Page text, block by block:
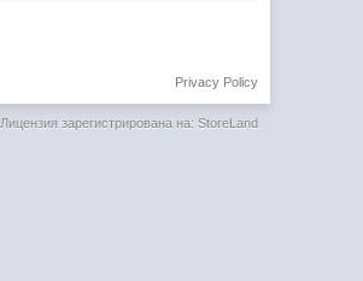
Privacy Policy
Лицензия зарегистрирована на: StoreLand